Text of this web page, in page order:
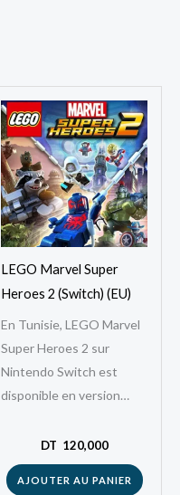
LEGO Marvel Super
Heroes 2 (Switch) (EU)
En Tunisie, LEGO Marvel
Super Heroes 2 sur
Nintendo Switch est
disponible en version
d’aventure passionnant
séduit les joueurs
tunisiens grâce…
DT 120,000
AJOUTER AU PANIER